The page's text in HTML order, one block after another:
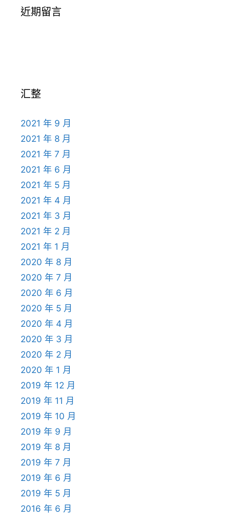
近期留言
汇整
2021 年 9 月
2021 年 8 月
2021 年 7 月
2021 年 6 月
2021 年 5 月
2021 年 4 月
2021 年 3 月
2021 年 2 月
2021 年 1 月
2020 年 8 月
2020 年 7 月
2020 年 6 月
2020 年 5 月
2020 年 4 月
2020 年 3 月
2020 年 2 月
2020 年 1 月
2019 年 12 月
2019 年 11 月
2019 年 10 月
2019 年 9 月
2019 年 8 月
2019 年 7 月
2019 年 6 月
2019 年 5 月
2016 年 6 月